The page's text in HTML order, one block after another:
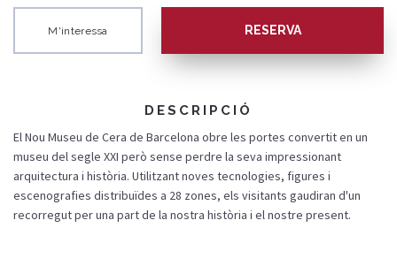
M'interessa RESERVA
DESCRIPCIÓ
El Nou Museu de Cera de Barcelona obre les portes convertit en un
museu del segle XXI però sense perdre la seva impressionant
arquitectura i història. Utilitzant noves tecnologies, figures i
escenografies distribuïdes a 28 zones, els visitants gaudiran d'un
recorregut per una part de la nostra història i el nostre present.